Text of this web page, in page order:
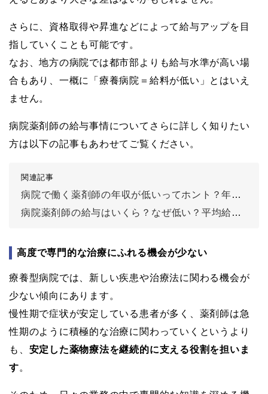
さらに、資格取得や昇進などによって給与アップを目
指していくことも可能です。
なお、地方の病院では都市部よりも給与水準が高い場
合もあり、一概に「療養病院＝給料が低い」とはいえ
ません。
病院薬剤師の給与事情についてさらに詳しく知りたい
方は以下の記事もあわせてご覧ください。
関連記事
病院で働く薬剤師の年収が低いってホント？年収アップのポイントも解説
病院薬剤師の給与はいくら？なぜ低い？平均給与や給与明細事例も公開
高度で専門的な治療にふれる機会が少ない
療養型病院では、新しい疾患や治療法に関わる機会が
少ない傾向にあります。
慢性期で症状が安定している患者が多く、薬剤師は急
性期のように積極的な治療に関わっていくというより
も、 安定した薬物療法を継続的に支える役割を担いま
す。